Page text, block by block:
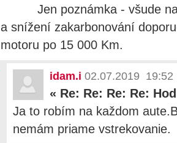
Jen poznámka - všude
a snížení zakarbonování
motoru po 15 000 Km.
idam.i 02.07.2019 19:52
« Re: Re: Re: Re:
Ja to robím na každom
nemám priame vstrekovanie.